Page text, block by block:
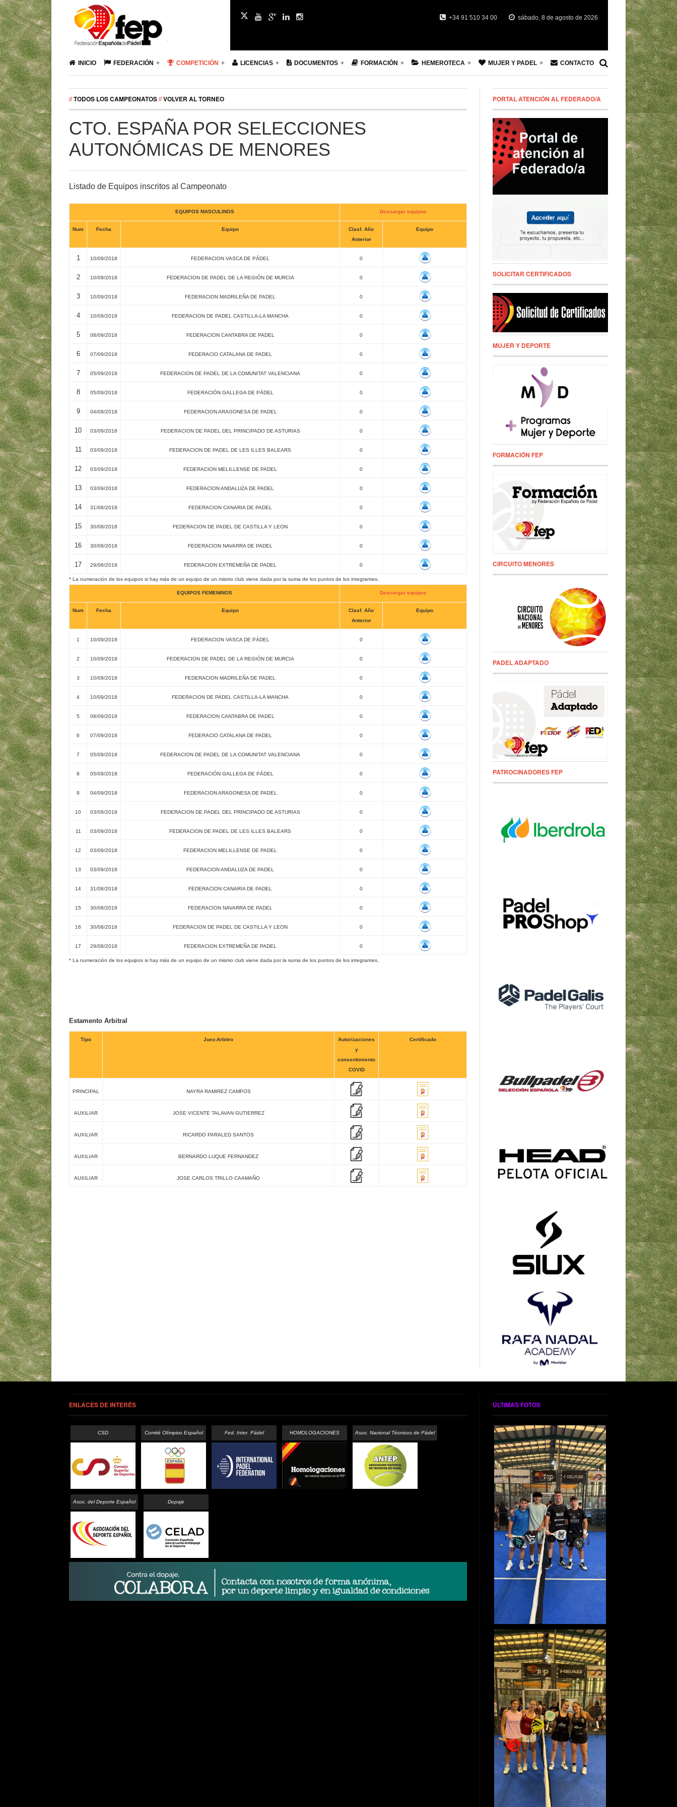
+34 91 510 34 00 sábado, 8 de agosto de 2026
INICIO FEDERACIÓN COMPETICIÓN LICENCIAS DOCUMENTOS FORMACIÓN HEMEROTECA MUJER Y PADEL CONTACTO
//TODOS LOS CAMPEONATOS//VOLVER AL TORNEO
CTO. ESPAÑA POR SELECCIONES
AUTONÓMICAS DE MENORES
Listado de Equipos inscritos al Campeonato
EQUIPOS MASCULINOS Descargar equipos
Num Fecha Equipo
Clasf. Año
Anterior
Equipo
1 10/09/2018 FEDERACION VASCA DE PÁDEL 0
2 10/09/2018 FEDERACION DE PADEL DE LA REGIÓN DE MURCIA 0
3 10/09/2018 FEDERACION MADRILEÑA DE PADEL 0
4 10/09/2018 FEDERACION DE PADEL CASTILLA-LA MANCHA 0
5 08/09/2018 FEDERACION CANTABRA DE PADEL 0
6 07/09/2018 FEDERACIO CATALANA DE PADEL 0
7 05/09/2018 FEDERACION DE PADEL DE LA COMUNITAT VALENCIANA 0
8 05/09/2018 FEDERACIÓN GALLEGA DE PÁDEL 0
9 04/09/2018 FEDERACION ARAGONESA DE PADEL 0
10 03/09/2018 FEDERACION DE PADEL DEL PRINCIPADO DE ASTURIAS 0
11 03/09/2018 FEDERACION DE PADEL DE LES ILLES BALEARS 0
12 03/09/2018 FEDERACION MELILLENSE DE PADEL 0
13 03/09/2018 FEDERACION ANDALUZA DE PADEL 0
14 31/08/2018 FEDERACION CANARIA DE PADEL 0
15 30/08/2018 FEDERACION DE PADEL DE CASTILLA Y LEON 0
16 30/08/2018 FEDERACION NAVARRA DE PADEL 0
17 29/08/2018 FEDERACION EXTREMEÑA DE PADEL 0
* La numeración de los equipos si hay más de un equipo de un mismo club viene dada por la suma de los puntos de los integrantes.
EQUIPOS FEMENINOS Descargar equipos
Num Fecha Equipo
Clasf. Año
Anterior
Equipo
1 10/09/2018 FEDERACION VASCA DE PÁDEL 0
2 10/09/2018 FEDERACION DE PADEL DE LA REGIÓN DE MURCIA 0
3 10/09/2018 FEDERACION MADRILEÑA DE PADEL 0
4 10/09/2018 FEDERACION DE PADEL CASTILLA-LA MANCHA 0
5 08/09/2018 FEDERACION CANTABRA DE PADEL 0
6 07/09/2018 FEDERACIO CATALANA DE PADEL 0
7 05/09/2018 FEDERACION DE PADEL DE LA COMUNITAT VALENCIANA 0
8 05/09/2018 FEDERACIÓN GALLEGA DE PÁDEL 0
9 04/09/2018 FEDERACION ARAGONESA DE PADEL 0
10 03/09/2018 FEDERACION DE PADEL DEL PRINCIPADO DE ASTURIAS 0
11 03/09/2018 FEDERACION DE PADEL DE LES ILLES BALEARS 0
12 03/09/2018 FEDERACION MELILLENSE DE PADEL 0
13 03/09/2018 FEDERACION ANDALUZA DE PADEL 0
14 31/08/2018 FEDERACION CANARIA DE PADEL 0
15 30/08/2018 FEDERACION NAVARRA DE PADEL 0
16 30/08/2018 FEDERACION DE PADEL DE CASTILLA Y LEON 0
17 29/08/2018 FEDERACION EXTREMEÑA DE PADEL 0
* La numeración de los equipos si hay más de un equipo de un mismo club viene dada por la suma de los puntos de los integrantes.
Estamento Arbitral
Tipo Juez-Arbitro
Autorizaciones
y
consentimiento
COVID
Certificado
PRINCIPAL NAYRA RAMIREZ CAMPOS
AUXILIAR JOSE VICENTE TALAVAN GUTIERREZ
AUXILIAR RICARDO PARALED SANTOS
AUXILIAR BERNARDO LUQUE FERNANDEZ
AUXILIAR JOSE CARLOS TRILLO CAAMAÑO
PORTAL ATENCIÓN AL FEDERADO/A
SOLICITAR CERTIFICADOS
MUJER Y DEPORTE
FORMACIÓN FEP
CIRCUITO MENORES
PADEL ADAPTADO
PATROCINADORES FEP
ENLACES DE INTERÉS
CSD Comité Olímpico Español Fed. Inter. Pádel HOMOLOGACIONES Asoc. Nacional Técnicos de Pádel
Asoc. del Deporte Español Dopaje
ÚLTIMAS FOTOS